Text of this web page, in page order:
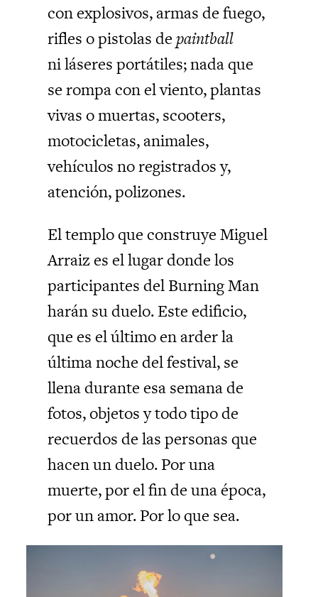
con explosivos, armas de fuego,
rifles o pistolas depaintball
ni láseres portátiles; nada que
se rompa con el viento, plantas
vivas o muertas, scooters,
motocicletas, animales,
vehículos no registrados y,
atención, polizones.
El templo que construye Miguel
Arraiz es el lugar donde los
participantes del Burning Man
harán su duelo. Este edificio,
que es el último en arder la
última noche del festival, se
llena durante esa semana de
fotos, objetos y todo tipo de
recuerdos de las personas que
hacen un duelo. Por una
muerte, por el fin de una época,
por un amor. Por lo que sea.